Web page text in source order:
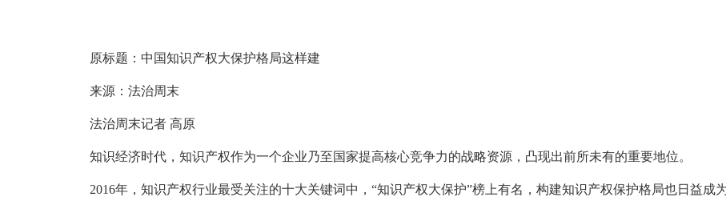
原标题：中国知识产权大保护格局这样建
来源：法治周末
法治周末记者 高原
知识经济时代，知识产权作为一个企业乃至国家提高核心竞争力的战略资源，凸现出前所未有的重要地位。
2016年，知识产权行业最受关注的十大关键词中，“知识产权大保护”榜上有名，构建知识产权保护格局也日益成